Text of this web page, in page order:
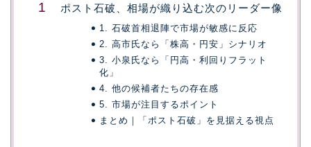
ポスト石破、相場が織り込む次のリーダー像
1. 石破首相退陣で市場が敏感に反応
2. 高市氏なら「株高・円安」シナリオ
3. 小泉氏なら「円高・利回りフラット
化」
4. 他の候補者たちの存在感
5. 市場が注目するポイント
まとめ｜「ポスト石破」を見据える視点